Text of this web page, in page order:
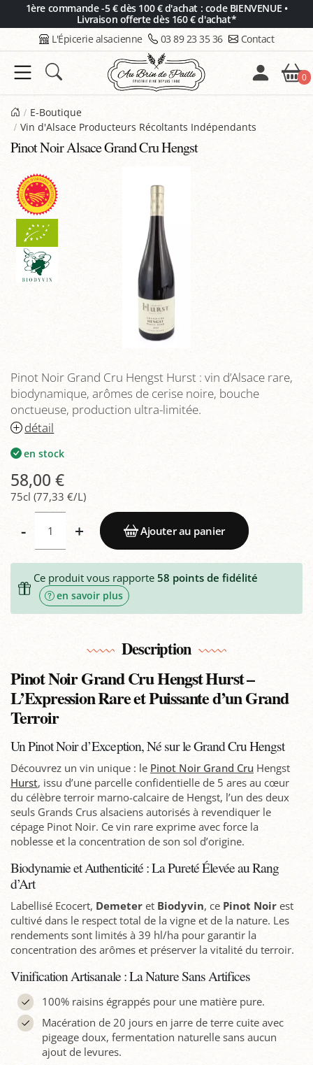
1ère commande -5 € dès 100 € d'achat : code BIENVENUE •
Livraison offerte dès 160 € d'achat*
L'Épicerie alsacienne 03 89 23 35 36 Contact
0
E-Boutique
Vin d'Alsace Producteurs Récoltants Indépendants
Pinot Noir Alsace Grand Cru Hengst
Pinot Noir Grand Cru Hengst Hurst : vin d’Alsace rare,
biodynamique, arômes de cerise noire, bouche
onctueuse, production ultra-limitée.
détail
en stock
58,00 €
75cl (77,33 €/L)
- + Ajouter au panier
Ce produit vous rapporte58 points de fidélité
en savoir plus
Description
Pinot Noir Grand Cru Hengst Hurst –
L’Expression Rare et Puissante d’un Grand
Terroir
Un Pinot Noir d’Exception, Né sur le Grand Cru Hengst
Découvrez un vin unique : le Pinot Noir Grand Cru Hengst
Hurst, issu d’une parcelle confidentielle de 5 ares au cœur
du célèbre terroir marno-calcaire de Hengst, l’un des deux
seuls Grands Crus alsaciens autorisés à revendiquer le
cépage Pinot Noir. Ce vin rare exprime avec force la
noblesse et la concentration de son sol d’origine.
Biodynamie et Authenticité : La Pureté Élevée au Rang
d’Art
Labellisé Ecocert, Demeter et Biodyvin, ce Pinot Noir est
cultivé dans le respect total de la vigne et de la nature. Les
rendements sont limités à 39 hl/ha pour garantir la
concentration des arômes et préserver la vitalité du terroir.
Vinification Artisanale : La Nature Sans Artifices
100% raisins égrappés pour une matière pure.
Macération de 20 jours en jarre de terre cuite avec
pigeage doux, fermentation naturelle sans aucun
ajout de levures.
Panneau de gestion des cookies